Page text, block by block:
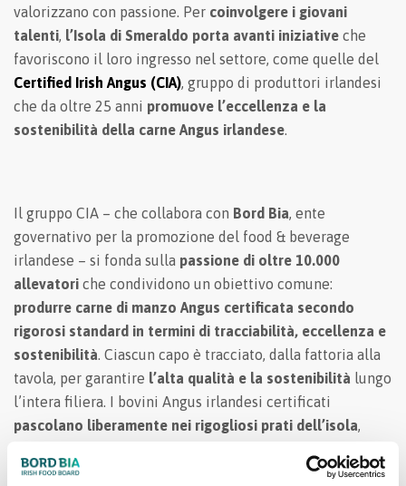
valorizzano con passione. Per coinvolgere i giovani
talenti, l’Isola di Smeraldo porta avanti iniziative che
favoriscono il loro ingresso nel settore, come quelle del
Certified Irish Angus (CIA), gruppo di produttori irlandesi
che da oltre 25 anni promuove l’eccellenza e la
sostenibilità della carne Angus irlandese.
Il gruppo CIA – che collabora con Bord Bia, ente
governativo per la promozione del food & beverage
irlandese – si fonda sulla passione di oltre 10.000
allevatori che condividono un obiettivo comune:
produrre carne di manzo Angus certificata secondo
rigorosi standard in termini di tracciabilità, eccellenza e
sostenibilità. Ciascun capo è tracciato, dalla fattoria alla
tavola, per garantire l’alta qualità e la sostenibilità lungo
l’intera filiera. I bovini Angus irlandesi certificati
pascolano liberamente nei rigogliosi prati dell’isola,
unsapore unico consistenza tenera e